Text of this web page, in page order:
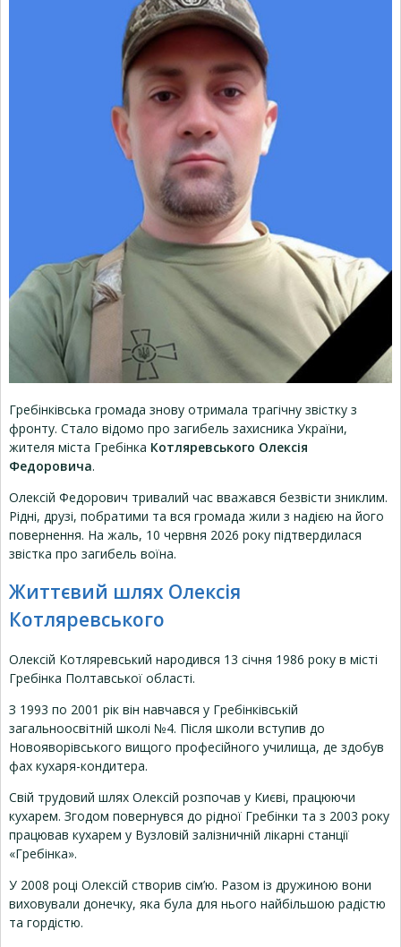
Гребінківська громада знову отримала трагічну звістку з
фронту. Стало відомо про загибель захисника України,
жителя міста Гребінка Котляревського Олексія
Федоровича.
Олексій Федорович тривалий час вважався безвісти зниклим.
Рідні, друзі, побратими та вся громада жили з надією на його
повернення. На жаль, 10 червня 2026 року підтвердилася
звістка про загибель воїна.
Життєвий шлях Олексія
Котляревського
Олексій Котляревський народився 13 січня 1986 року в місті
Гребінка Полтавської області.
З 1993 по 2001 рік він навчався у Гребінківській
загальноосвітній школі №4. Після школи вступив до
Новояворівського вищого професійного училища, де здобув
фах кухаря-кондитера.
Свій трудовий шлях Олексій розпочав у Києві, працюючи
кухарем. Згодом повернувся до рідної Гребінки та з 2003 року
працював кухарем у Вузловій залізничній лікарні станції
«Гребінка».
У 2008 році Олексій створив сім’ю. Разом із дружиною вони
виховували донечку, яка була для нього найбільшою радістю
та гордістю.